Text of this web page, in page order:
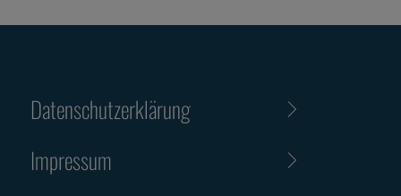
Datenschutzerklärung
Impressum